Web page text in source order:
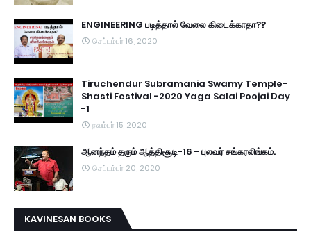
ENGINEERING படித்தால் வேலை கிடைக்காதா??
செப்டம்பர் 16, 2020
Tiruchendur Subramania Swamy Temple-
Shasti Festival -2020 Yaga Salai Poojai Day
-1
நவம்பர் 15, 2020
ஆனந்தம் தரும் ஆத்திசூடி-16 - புலவர் சங்கரலிங்கம்.
செப்டம்பர் 20, 2020
KAVINESAN BOOKS